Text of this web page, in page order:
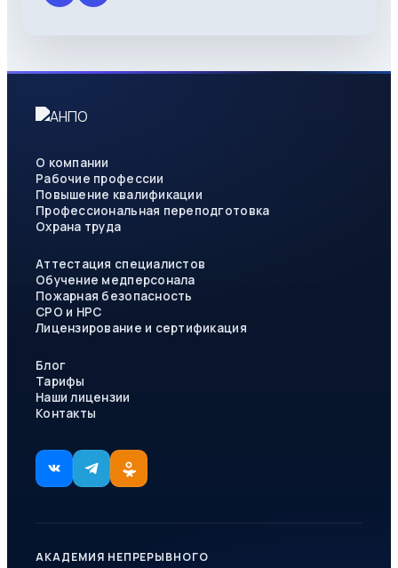
О компании
Рабочие профессии
Повышение квалификации
Профессиональная переподготовка
Охрана труда
Аттестация специалистов
Обучение медперсонала
Пожарная безопасность
СРО и НРС
Лицензирование и сертификация
Блог
Тарифы
Наши лицензии
Контакты
АКАДЕМИЯ НЕПРЕРЫВНОГО